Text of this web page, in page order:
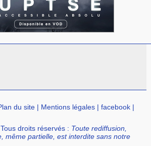
du site | Mentions légales |facebook |
droits réservés : Toute rediffusion,
même partielle, est interdite sans notre